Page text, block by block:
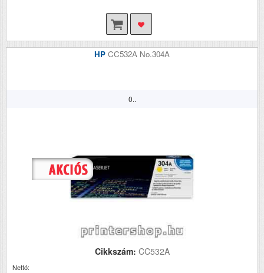
HP CC532A No.304A
0..
Cikkszám: CC532A
Nettó: